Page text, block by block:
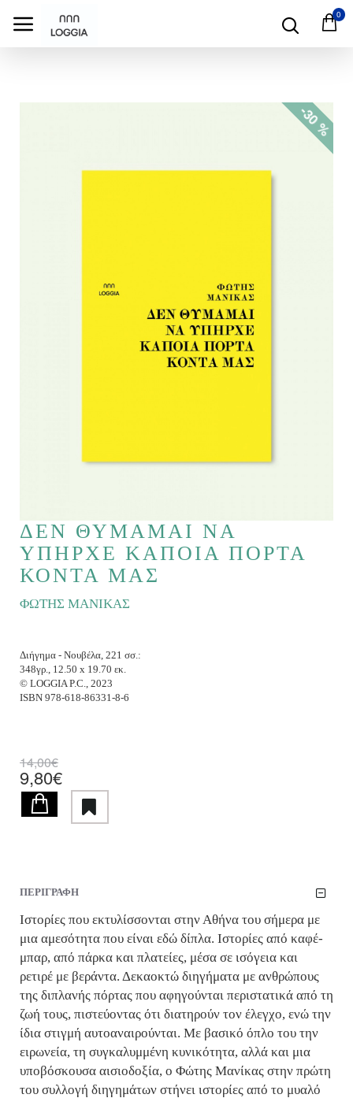
0
-30 %
ΔΕΝ ΘΥΜΑΜΑΙ ΝΑ
ΥΠΗΡΧΕ ΚΑΠΟΙΑ ΠΟΡΤΑ
ΚΟΝΤΑ ΜΑΣ
ΦΩΤΗΣ ΜΑΝΙΚΑΣ
Διήγημα - Νουβέλα, 221 σσ.:
348γρ., 12.50 x 19.70 εκ.
© LOGGIA P.C., 2023
ISBN 978-618-86331-8-6
9,80€
14,00€
ΠΕΡΙΓΡΑΦΗ
Ιστορίες που εκτυλίσσονται στην Αθήνα του σήμερα με
μια αμεσότητα που είναι εδώ δίπλα. Ιστορίες από καφέ-
μπαρ, από πάρκα και πλατείες, μέσα σε ισόγεια και
ρετιρέ με βεράντα. Δεκαοκτώ διηγήματα με ανθρώπους
της διπλανής πόρτας που αφηγούνται περιστατικά από τη
ζωή τους, πιστεύοντας ότι διατηρούν τον έλεγχο, ενώ την
ίδια στιγμή αυτοαναιρούνται. Με βασικό όπλο του την
ειρωνεία, τη συγκαλυμμένη κυνικότητα, αλλά και μια
υποβόσκουσα αισιοδοξία, ο Φώτης Μανίκας στην πρώτη
του συλλογή διηγημάτων στήνει ιστορίες από το μυαλό